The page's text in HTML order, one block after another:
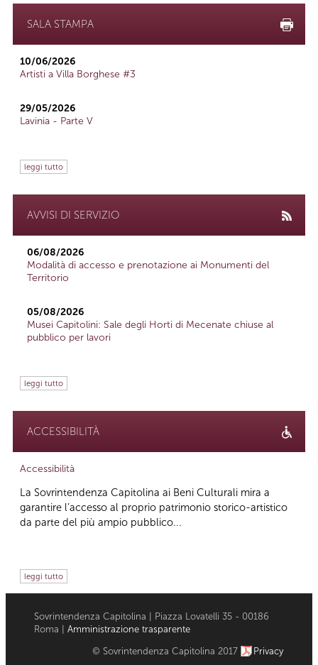
SALA STAMPA
10/06/2026
Artisti a Villa Borghese #3
29/05/2026
Lavinia - Parte V
leggi tutto
AVVISI DI SERVIZIO
06/08/2026
Modalità di accesso e prenotazione ai Monumenti del
Territorio
05/08/2026
Musei Capitolini: Sale degli Horti di Mecenate chiuse al
pubblico per lavori
leggi tutto
ACCESSIBILITÀ
Accessibilità
La Sovrintendenza Capitolina ai Beni Culturali mira a
garantire l’accesso al proprio patrimonio storico-artistico
da parte del più ampio pubblico...
leggi tutto
Sovrintendenza Capitolina | Piazza Lovatelli 35 - 00186
Roma | Amministrazione trasparente
© Sovrintendenza Capitolina 2017 Privacy